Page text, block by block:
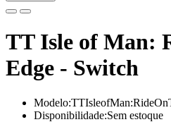
TT Isle of Man:
Edge - Switch
Disponibilidade:Sem estoque